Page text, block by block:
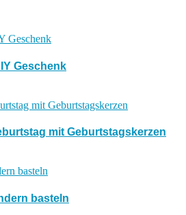
Geschenk
mit Geburtstagskerzen
basteln